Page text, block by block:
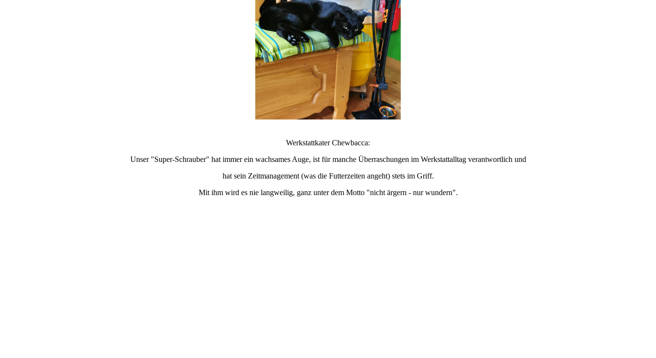
Werkstattkater Chewbacca:
Unser "Super-Schrauber" hat immer ein wachsames Auge, ist für manche Überraschungen im Werkstattalltag verantwortlich und
hat sein Zeitmanagement (was die Futterzeiten angeht) stets im Griff.
Mit ihm wird es nie langweilig, ganz unter dem Motto "nicht ärgern - nur wundern".